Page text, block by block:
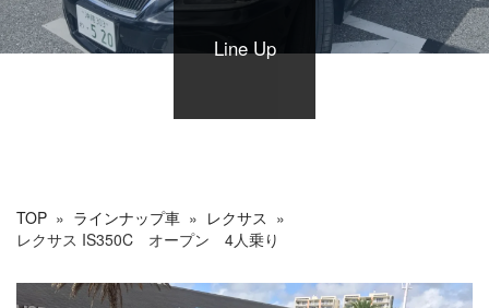
Line Up
TOP » ラインナップ車 » レクサス »
レクサス IS350C オープン 4人乗り